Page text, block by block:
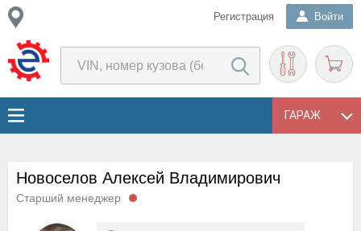
Регистрация Войти
ГАРАЖ
Новоселов Алексей Владимирович
Старший менеджер